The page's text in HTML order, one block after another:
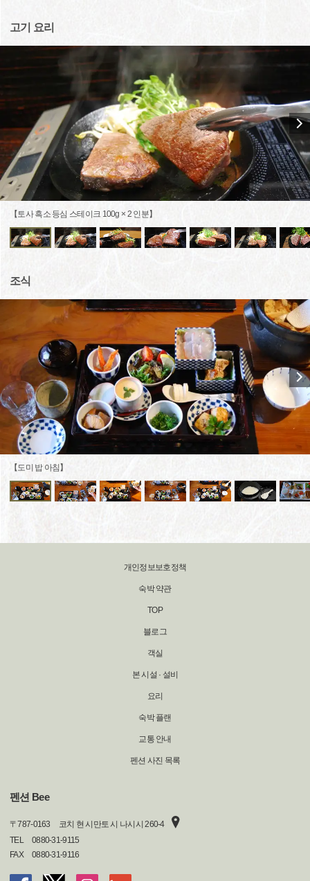
고기 요리
【토사 흑소 등심 스테이크 100g × 2 인분】
조식
【도미 밥 아침】
개인정보보호정책
숙박 약관
TOP
블로그
객실
본 시설 · 설비
요리
숙박 플랜
교통 안내
펜션 사진 목록
펜션 Bee
〒787-0163
코치 현 시만토 시 나시시 260-4
TEL
0880-31-9115
FAX
0880-31-9116